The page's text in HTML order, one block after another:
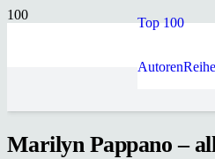
Top 100
Autoren
Marilyn Pappano –